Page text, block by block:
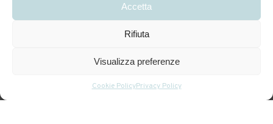
Accetta
Rifiuta
Visualizza preferenze
Cookie PolicyPrivacy Policy
Yuzen il mio rituale di bellezza!
Brilla per le feste
DICEMBRE 16, 2021